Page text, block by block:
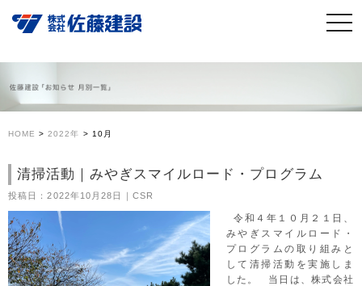
HOME >2022年 > 10月
清掃活動｜みやぎスマイルロード・プログラム
投稿日：2022年10月28日｜CSR
令和４年１０月２１日、
みやぎスマイルロード・
プログラムの取り組みと
して清掃活動を実施しま
した。 当日は、株式会社